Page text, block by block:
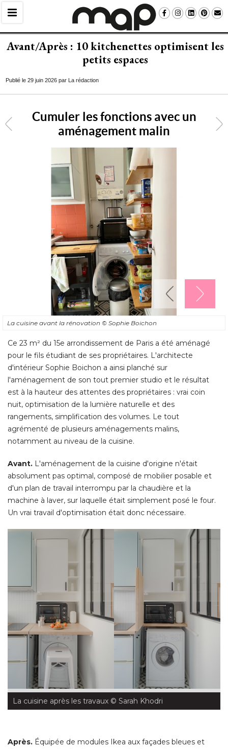
Avant/Après : 10 kitchenettes optimisent les
petits espaces
Publié le 29 juin 2026 par La rédaction
Cumuler les fonctions avec un
aménagement malin
La cuisine avant la rénovation © Sophie Boichon
Ce 23 m² du 15e arrondissement de Paris a été aménagé
pour le fils étudiant de ses propriétaires. L'architecte
d'intérieur Sophie Boichon a ainsi planché sur
l'aménagement de son tout premier studio et le résultat
est à la hauteur des attentes des propriétaires : vrai coin
nuit, optimisation de la lumière naturelle et des
rangements, simplification des volumes. Le tout
agrémenté de plusieurs aménagements malins,
notamment au niveau de la cuisine.
Avant. L'aménagement de la cuisine d'origine n'était
absolument pas optimal, composé de mobilier posable et
d'un plan de travail interrompu par la chaudière et la
machine à laver, sur laquelle était simplement posé le four.
Un vrai travail d'optimisation était donc nécessaire.
La cuisine après les travaux © Sarah Khodri
Après. Équipée de modules Ikea aux façades bleues et